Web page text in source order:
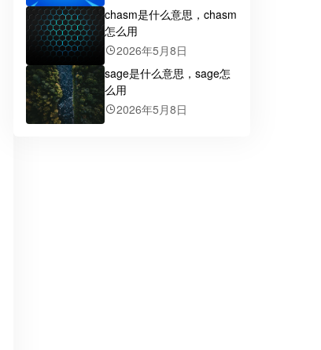
chasm是什么意思，chasm
怎么用
2026年5月8日
sage是什么意思，sage怎
么用
2026年5月8日